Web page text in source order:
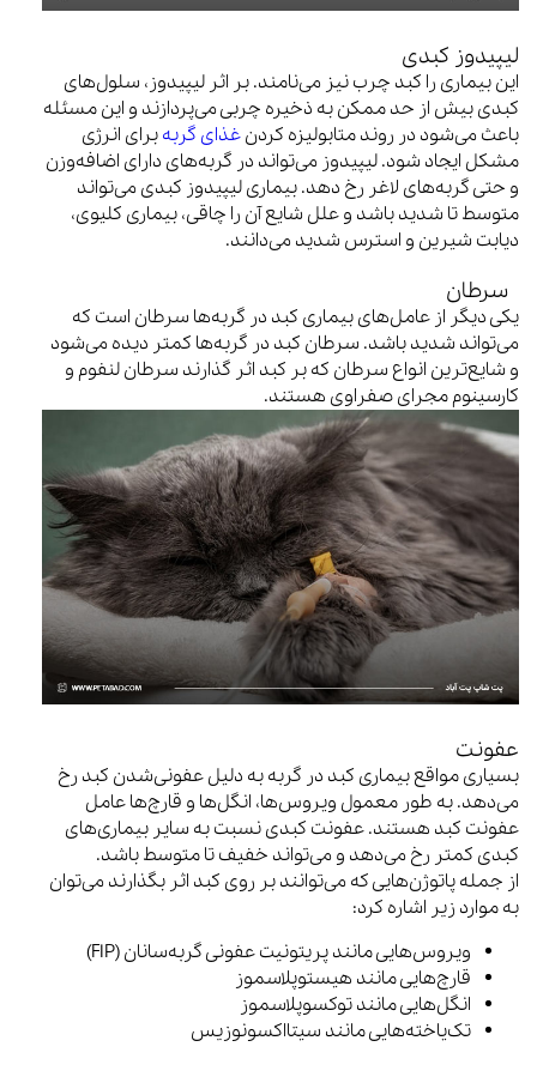
لیپیدوز کبدی
این بیماری را کبد چرب نیز می‌نامند. بر اثر لیپیدوز، سلول‌های
کبدی بیش از حد ممکن به ذخیره چربی می‌پردازند و این مسئله
باعث می‌شود در روند متابولیزه کردنغذای گربهبرای انرژی
مشکل ایجاد شود. لیپیدوز می‌تواند در گربه‌های دارای اضافه‌وزن
و حتی گربه‌های لاغر رخ دهد. بیماری لیپیدوز کبدی می‌تواند
متوسط تا شدید باشد و علل شایع آن را چاقی، بیماری کلیوی،
دیابت شیرین و استرس شدید می‌دانند.
سرطان
یکی دیگر از عامل‌های بیماری کبد در گربه‌ها سرطان است که
می‌تواند شدید باشد. سرطان کبد در گربه‌ها کمتر دیده می‌شود
و شایع‌ترین انواع سرطان که بر کبد اثر گذارند سرطان لنفوم و
کارسینوم مجرای صفراوی هستند.
عفونت
بسیاری مواقع بیماری کبد در گربه به دلیل عفونی‌شدن کبد رخ
می‌دهد. به طور معمول ویروس‌ها، انگل‌ها و قارچ‌ها عامل
عفونت کبد هستند. عفونت کبدی نسبت به سایر بیماری‌های
کبدی کمتر رخ می‌دهد و می‌تواند خفیف تا متوسط باشد.
از جمله پاتوژن‌هایی که می‌توانند بر روی کبد اثر بگذارند می‌توان
به موارد زیر اشاره کرد:
ویروس‌هایی مانند پریتونیت عفونی گربه‌سانان (FIP)
قارچ‌هایی مانند هیستوپلاسموز
انگل‌هایی مانند توکسوپلاسموز
تک‌یاخته‌هایی مانند سیتااکسونوزیس